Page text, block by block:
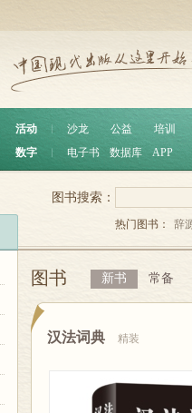
活动 沙龙 公益
培训
数字
电子书 数据库 APP
图书搜索：
热门图书： 辞
图书 新书 常备
汉法词典 精装